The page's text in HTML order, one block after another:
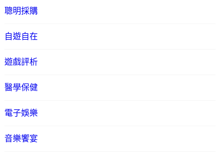
聰明採購
自遊自在
遊戲評析
醫學保健
電子娛樂
音樂饗宴